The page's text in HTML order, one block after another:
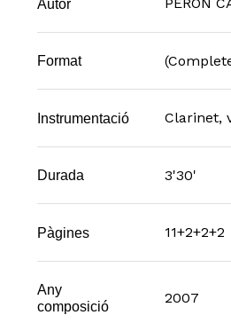
Autor
Format
Instrumentació Clarinet,
Durada 3'30'
Pàgines 11+2+2+2
Any
composició
2007